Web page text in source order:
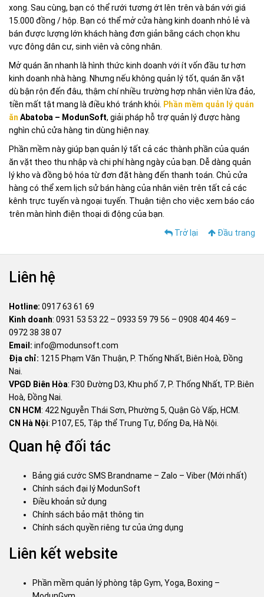
xong. Sau cùng, bạn có thể rưới tương ớt lên trên và bán với giá
15.000 đồng / hộp. Bạn có thể mở cửa hàng kinh doanh nhỏ lẻ và
bán được lượng lớn khách hàng đơn giản bằng cách chọn khu
vực đông dân cư, sinh viên và công nhân.
Mở quán ăn nhanh là hình thức kinh doanh với ít vốn đầu tư hơn
kinh doanh nhà hàng. Nhưng nếu không quản lý tốt, quán ăn vặt
dù bận rộn đến đâu, thậm chí nhiều trường hợp nhân viên lừa đảo,
tiền mất tật mang là điều khó tránh khỏi.
Phần mềm quản lý quán
ăn Abatoba – ModunSoft, giải pháp hỗ trợ quản lý được hàng
nghìn chủ cửa hàng tin dùng hiện nay.
Phần mềm này giúp bạn quản lý tất cả các thành phần của quán
ăn vặt theo thu nhập và chi phí hàng ngày của bạn. Dễ dàng quản
lý kho và đồng bộ hóa từ đơn đặt hàng đến thanh toán. Chủ cửa
hàng có thể xem lịch sử bán hàng của nhân viên trên tất cả các
kênh trực tuyến và ngoại tuyến. Thuận tiện cho việc xem báo cáo
trên màn hình điện thoại di động của bạn.
Trở lại
Đầu trang
Liên hệ
Hotline: 0917 63 61 69
Kinh doanh: 0931 53 53 22 – 0933 59 79 56 – 0908 404 469 –
0972 38 38 07
Email: info@modunsoft.com
Địa chỉ: 1215 Phạm Văn Thuận, P. Thống Nhất, Biên Hoà, Đồng
Nai.
VPGD Biên Hòa: F30 Đường D3, Khu phố 7, P. Thống Nhất, TP. Biên
Hoà, Đồng Nai.
CN HCM: 422 Nguyễn Thái Sơn, Phường 5, Quận Gò Vấp, HCM.
CN Hà Nội: P107, E5, Tập thể Trung Tự, Đống Đa, Hà Nội.
Quan hệ đối tác
Bảng giá cước SMS Brandname – Zalo – Viber (Mới nhất)
Chính sách đại lý ModunSoft
Điều khoản sử dụng
Chính sách bảo mật thông tin
Chính sách quyền riêng tư của ứng dụng
Liên kết website
Phần mềm quản lý phòng tập Gym, Yoga, Boxing –